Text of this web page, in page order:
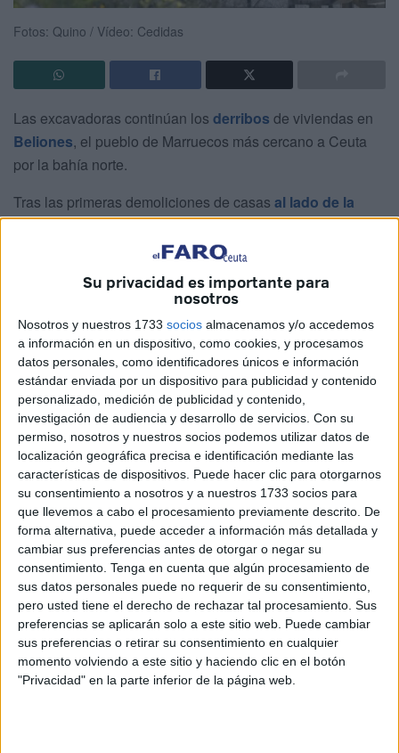
Su privacidad es importante para
nosotros
Nosotros y nuestros 1733 socios almacenamos y/o accedemos
a información en un dispositivo, como cookies, y procesamos
datos personales, como identificadores únicos e información
estándar enviada por un dispositivo para publicidad y contenido
personalizado, medición de publicidad y contenido,
investigación de audiencia y desarrollo de servicios. Con su
permiso, nosotros y nuestros socios podemos utilizar datos de
localización geográfica precisa e identificación mediante las
características de dispositivos. Puede hacer clic para otorgarnos
su consentimiento a nosotros y a nuestros 1733 socios para
que llevemos a cabo el procesamiento previamente descrito. De
forma alternativa, puede acceder a información más detallada y
cambiar sus preferencias antes de otorgar o negar su
consentimiento. Tenga en cuenta que algún procesamiento de
sus datos personales puede no requerir de su consentimiento,
pero usted tiene el derecho de rechazar tal procesamiento. Sus
preferencias se aplicarán solo a este sitio web. Puede cambiar
sus preferencias o retirar su consentimiento en cualquier
momento volviendo a este sitio y haciendo clic en el botón
"Privacidad" en la parte inferior de la página web.
Fotos: Quino / Vídeo: Cedidas
Las excavadoras continúan los derribos de viviendas en
Beliones, el pueblo de Marruecos más cercano a Ceuta
por la bahía norte.
Tras las primeras demoliciones de casas al lado de la
antigua ballenera, hace un mes aproximadamente, le
ha llegado el turno a una decena de casas próximas a la
que separa Beliones y
Un auténtico drama para una treintena de personas, entre
ellas personas mayores y niños, que se quedarán en la
calle sin ninguna compensación ni alternativa de
alojamiento.